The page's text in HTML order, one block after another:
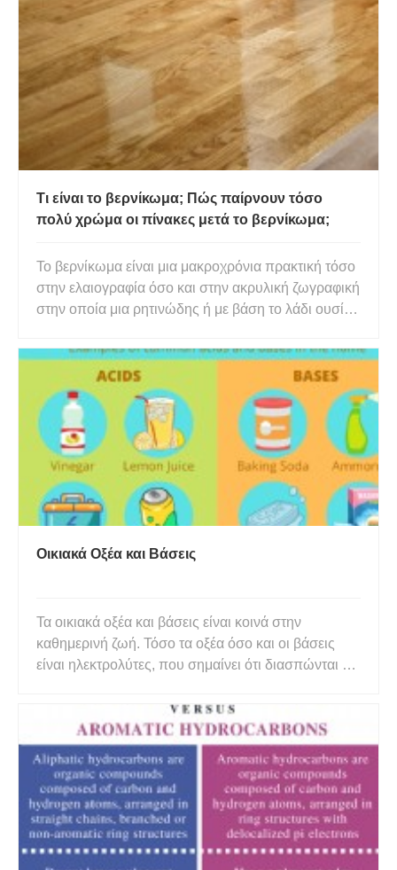
Τι είναι το βερνίκωμα; Πώς παίρνουν τόσο
πολύ χρώμα οι πίνακες μετά το βερνίκωμα;
Το βερνίκωμα είναι μια μακροχρόνια πρακτική τόσο
στην ελαιογραφία όσο και στην ακρυλική ζωγραφική
στην οποία μια ρητινώδης ή με βάση το λάδι ουσία
του ολοκληρωμένου πίνακα. Αυτό εξυπηρετεί δύο
διαφορετικούς σκοπούς:τη βελτίωση της συνολικής
οπτικής ποιότ
Οικιακά Οξέα και Βάσεις
Τα οικιακά οξέα και βάσεις είναι κοινά στην
καθημερινή ζωή. Τόσο τα οξέα όσο και οι βάσεις
είναι ηλεκτρολύτες, που σημαίνει ότι διασπώνται σε
ή πρωτόνια. Ανάλογα με τον ορισμό, οι βάσεις είτε
παράγουν ιόντα υδροξειδίου (ΟΗ), δέχονται ιόντα
υδρογόνου